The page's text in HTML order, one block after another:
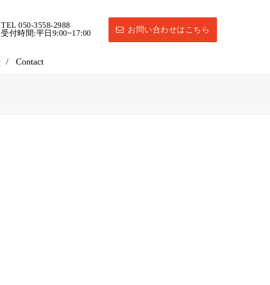
TEL 050-3558-2988
受付時間:平日9:00~17:00
お問い合わせはこちら
Contact